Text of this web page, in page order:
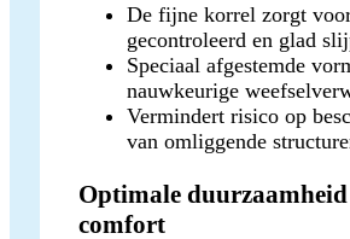
De fijne korrel zorgt
gecontroleerd en glad
Speciaal afgestemde
nauwkeurige
Vermindert risico op
van omliggende
Optimale duurzaamheid
comfort